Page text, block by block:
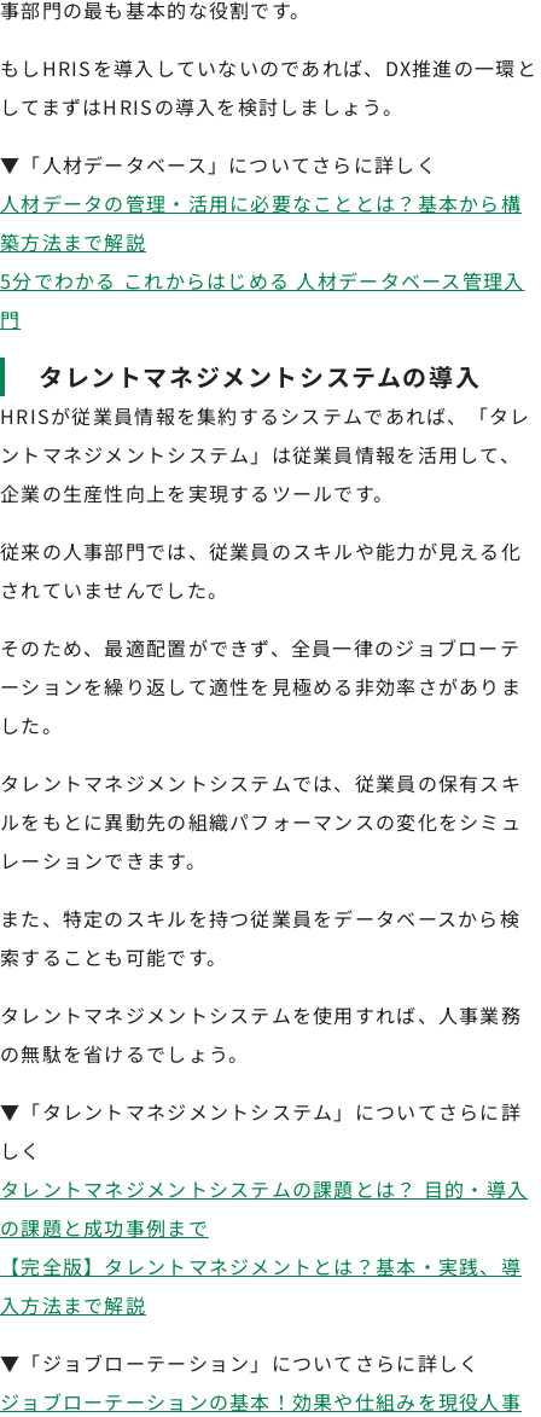
事部門の最も基本的な役割です。
もしHRISを導入していないのであれば、DX推進の一環と
してまずはHRISの導入を検討しましょう。
▼「人材データベース」についてさらに詳しく
人材データの管理・活用に必要なこととは？基本から構
築方法まで解説
5分でわかる これからはじめる 人材データベース管理入
門
タレントマネジメントシステムの導入
HRISが従業員情報を集約するシステムであれば、「タレ
ントマネジメントシステム」は従業員情報を活用して、
企業の生産性向上を実現するツールです。
従来の人事部門では、従業員のスキルや能力が見える化
されていませんでした。
そのため、最適配置ができず、全員一律のジョブローテ
ーションを繰り返して適性を見極める非効率さがありま
した。
タレントマネジメントシステムでは、従業員の保有スキ
ルをもとに異動先の組織パフォーマンスの変化をシミュ
レーションできます。
また、特定のスキルを持つ従業員をデータベースから検
索することも可能です。
タレントマネジメントシステムを使用すれば、人事業務
の無駄を省けるでしょう。
▼「タレントマネジメントシステム」についてさらに詳
しく
タレントマネジメントシステムの課題とは？ 目的・導入
の課題と成功事例まで
【完全版】タレントマネジメントとは？基本・実践、導
入方法まで解説
▼「ジョブローテーション」についてさらに詳しく
ジョブローテーションの基本！効果や仕組みを現役人事